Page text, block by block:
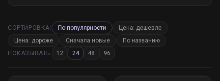
СОРТИРОВКА: По популярности
Цена: дешевле
Цена: дороже
Сначала новые
По названию
ПОКАЗЫВАТЬ:
12 24 48 96